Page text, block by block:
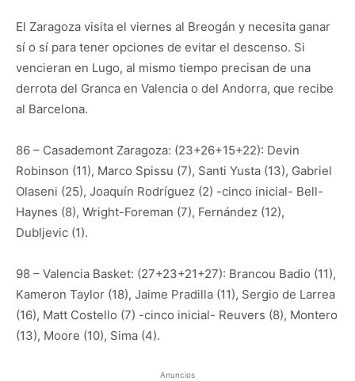
El Zaragoza visita el viernes al Breogán y necesita ganar
sí o sí para tener opciones de evitar el descenso. Si
vencieran en Lugo, al mismo tiempo precisan de una
derrota del Granca en Valencia o del Andorra, que recibe
al Barcelona.
86 – Casademont Zaragoza: (23+26+15+22): Devin
Robinson (11), Marco Spissu (7), Santi Yusta (13), Gabriel
Olaseni (25), Joaquín Rodríguez (2) -cinco inicial- Bell-
Haynes (8), Wright-Foreman (7), Fernández (12),
Dubljevic (1).
98 – Valencia Basket: (27+23+21+27): Brancou Badio (11),
Kameron Taylor (18), Jaime Pradilla (11), Sergio de Larrea
(16), Matt Costello (7) -cinco inicial- Reuvers (8), Montero
(13), Moore (10), Sima (4).
Anuncios